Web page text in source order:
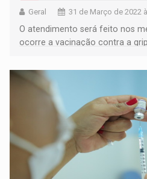
Geral 31 de Março de 2022
O atendimento será feito nos
ocorre a vacinação contra a